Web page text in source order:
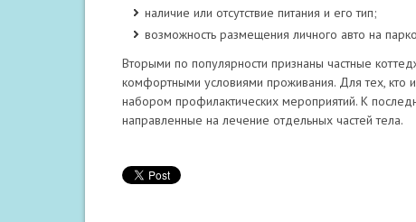
наличие или отсутствие питания и его тип;
возможность размещения личного авто на
Вторыми по популярности признаны частные
комфортными условиями проживания. Для тех,
набором профилактических мероприятий. К
направленные на лечение отдельных частей тела.